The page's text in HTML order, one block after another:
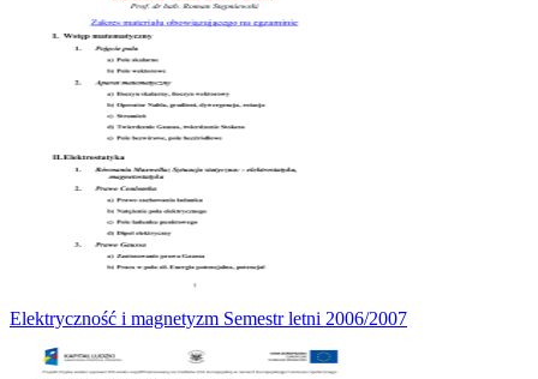
Elektryczność i magnetyzm Semestr letni 2006/2007